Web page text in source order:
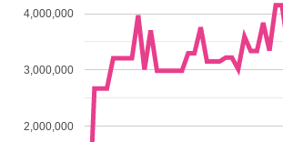
2,000,000
3,000,000
4,000,000